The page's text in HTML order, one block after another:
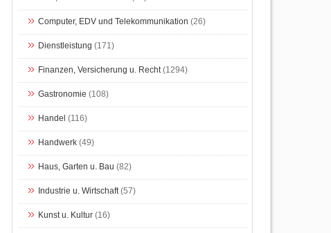
Computer, EDV und Telekommunikation (26)
Dienstleistung (171)
Finanzen, Versicherung u. Recht(1294)
Gastronomie (108)
Handel (116)
Handwerk(49)
Haus, Garten u. Bau (82)
Industrie u. Wirtschaft(57)
Kunst u. Kultur(16)